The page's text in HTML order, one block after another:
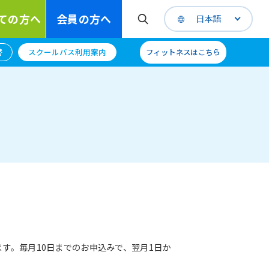
の方へ 会員の方へ 日本語
スクールバス利用案内 フィットネスはこちら
。毎月10日までのお申込みで、翌月1日か